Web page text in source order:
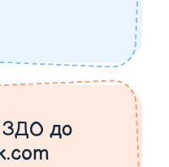
ЗДО до